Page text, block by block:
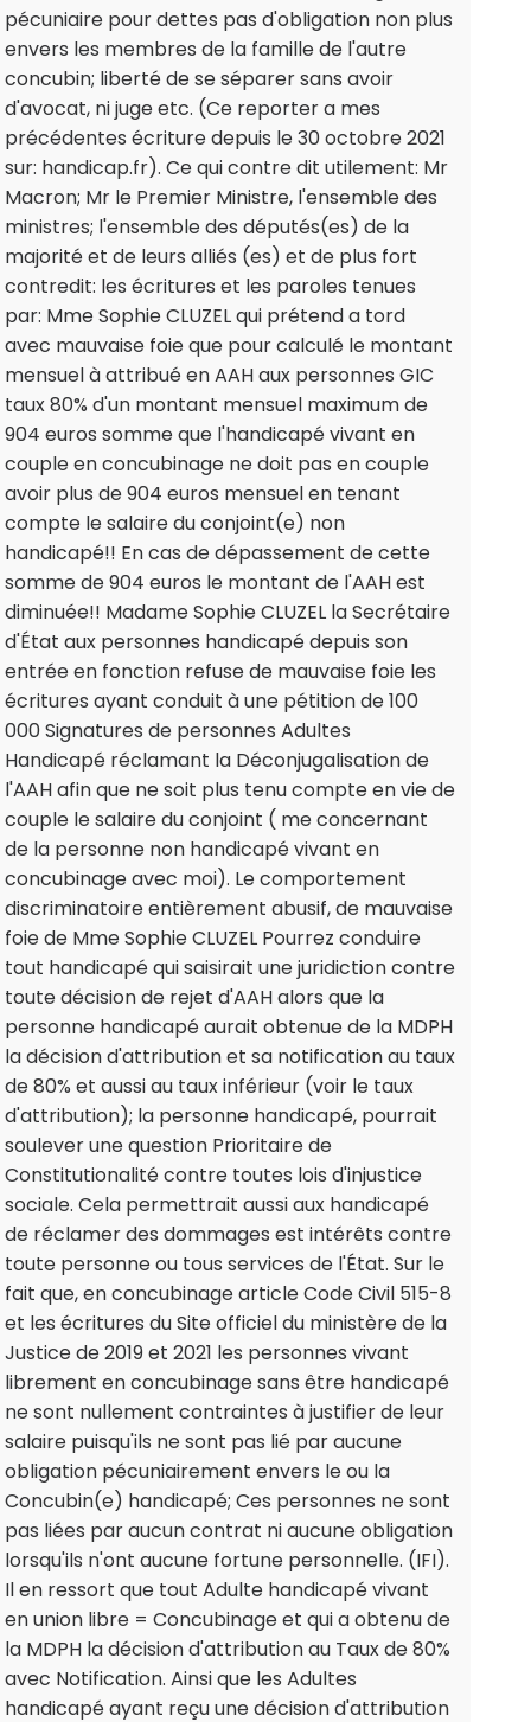
pécuniaire pour dettes pas d'obligation non plus
envers les membres de la famille de l'autre
concubin; liberté de se séparer sans avoir
d'avocat, ni juge etc. (Ce reporter a mes
précédentes écriture depuis le 30 octobre 2021
sur: handicap.fr). Ce qui contre dit utilement: Mr
Macron; Mr le Premier Ministre, l'ensemble des
ministres; l'ensemble des députés(es) de la
majorité et de leurs alliés (es) et de plus fort
contredit: les écritures et les paroles tenues
par: Mme Sophie CLUZEL qui prétend a tord
avec mauvaise foie que pour calculé le montant
mensuel à attribué en AAH aux personnes GIC
taux 80% d'un montant mensuel maximum de
904 euros somme que l'handicapé vivant en
couple en concubinage ne doit pas en couple
avoir plus de 904 euros mensuel en tenant
compte le salaire du conjoint(e) non
handicapé!! En cas de dépassement de cette
somme de 904 euros le montant de l'AAH est
diminuée!! Madame Sophie CLUZEL la Secrétaire
d'État aux personnes handicapé depuis son
entrée en fonction refuse de mauvaise foie les
écritures ayant conduit à une pétition de 100
000 Signatures de personnes Adultes
Handicapé réclamant la Déconjugalisation de
l'AAH afin que ne soit plus tenu compte en vie de
couple le salaire du conjoint ( me concernant
de la personne non handicapé vivant en
concubinage avec moi). Le comportement
discriminatoire entièrement abusif, de mauvaise
foie de Mme Sophie CLUZEL Pourrez conduire
tout handicapé qui saisirait une juridiction contre
toute décision de rejet d'AAH alors que la
personne handicapé aurait obtenue de la MDPH
la décision d'attribution et sa notification au taux
de 80% et aussi au taux inférieur (voir le taux
d'attribution); la personne handicapé, pourrait
soulever une question Prioritaire de
Constitutionalité contre toutes lois d'injustice
sociale. Cela permettrait aussi aux handicapé
de réclamer des dommages est intérêts contre
toute personne ou tous services de l'État. Sur le
fait que, en concubinage article Code Civil 515-8
et les écritures du Site officiel du ministère de la
Justice de 2019 et 2021 les personnes vivant
librement en concubinage sans être handicapé
ne sont nullement contraintes à justifier de leur
salaire puisqu'ils ne sont pas lié par aucune
obligation pécuniairement envers le ou la
Concubin(e) handicapé; Ces personnes ne sont
pas liées par aucun contrat ni aucune obligation
lorsqu'ils n'ont aucune fortune personnelle. (IFI).
Il en ressort que tout Adulte handicapé vivant
en union libre = Concubinage et qui a obtenu de
la MDPH la décision d'attribution au Taux de 80%
avec Notification. Ainsi que les Adultes
handicapé ayant reçu une décision d'attribution